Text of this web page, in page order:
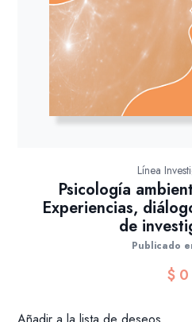
Línea
Psicología
Experiencias,
de
Publicado
$0